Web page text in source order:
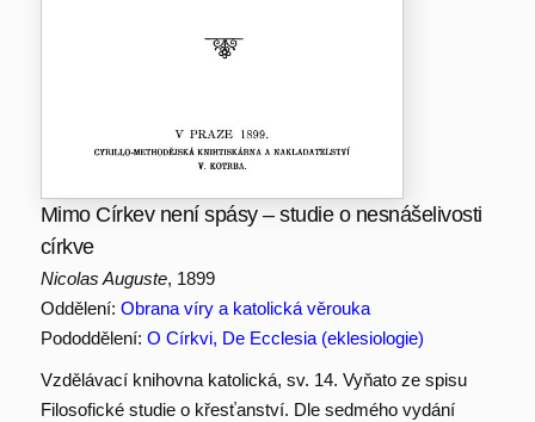
Mimo Církev není spásy – studie o nesnášelivosti
církve
Nicolas Auguste, 1899
Oddělení: Obrana víry a katolická věrouka
Pododdělení: O Církvi, De Ecclesia (eklesiologie)
Vzdělávací knihovna katolická, sv. 14. Vyňato ze spisu
Filosofické studie o křesťanství. Dle sedmého vydání